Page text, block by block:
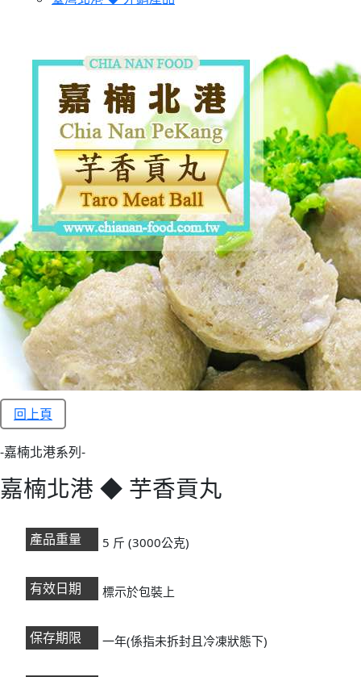
回上頁
-嘉楠北港系列-
嘉楠北港 ◆ 芋香貢丸
產品重量 5 斤 (3000公克)
有效日期 標示於包裝上
保存期限 一年(係指未拆封且冷凍狀態下)